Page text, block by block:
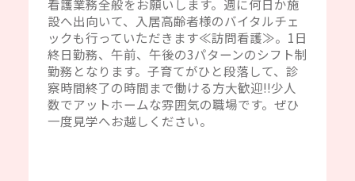
看護業務全般をお願いします。週に何日か施
設へ出向いて、入居高齢者様のバイタルチェ
ックも行っていただきます≪訪問看護≫。1日
終日勤務、午前、午後の3パターンのシフト制
勤務となります。子育てがひと段落して、診
察時間終了の時間まで働ける方大歓迎‼少人
数でアットホームな雰囲気の職場です。ぜひ
一度見学へお越しください。